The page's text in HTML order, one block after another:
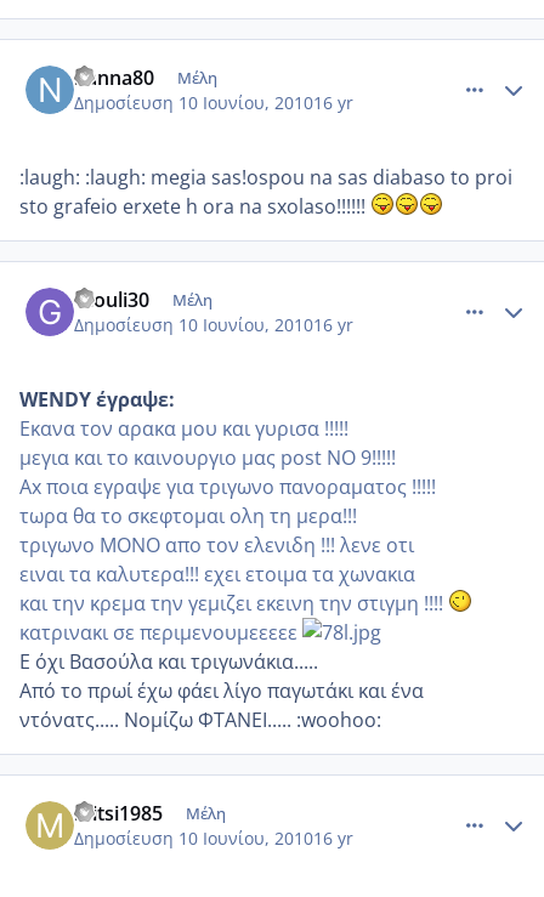
nanna80 Μέλη
Δημοσίευση 10 Ιουνίου, 201016 yr
:laugh: :laugh: megia sas!ospou na sas diabaso to proi
sto grafeio erxete h ora na sxolaso!!!!!!
Giouli30 Μέλη
Δημοσίευση 10 Ιουνίου, 201016 yr
WENDY έγραψε:
Εκανα τον αρακα μου και γυρισα !!!!!
μεγια και το καινουργιο μας post NO 9!!!!!
Ax ποια εγραψε για τριγωνο πανοραματος !!!!!
τωρα θα το σκεφτομαι ολη τη μερα!!!
τριγωνο ΜΟΝΟ απο τον ελενιδη !!! λενε οτι
ειναι τα καλυτερα!!! εχει ετοιμα τα χωνακια
και την κρεμα την γεμιζει εκεινη την στιγμη !!!!
κατρινακι σε περιμενουμεεεεε
Ε όχι Βασούλα και τριγωνάκια.....
Από το πρωί έχω φάει λίγο παγωτάκι και ένα
ντόνατς..... Νομίζω ΦΤΑΝΕΙ..... :woohoo:
mitsi1985 Μέλη
Δημοσίευση 10 Ιουνίου, 201016 yr